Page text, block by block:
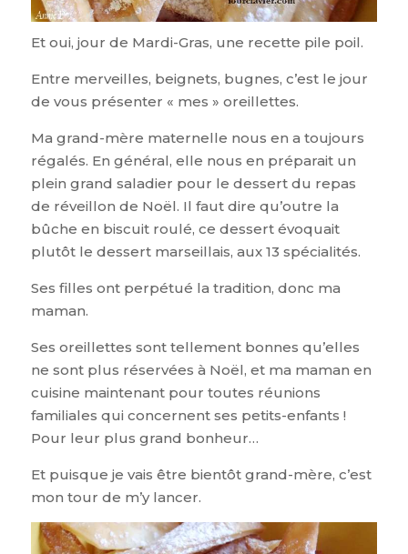
Et oui, jour de Mardi-Gras, une recette pile poil.
Entre merveilles, beignets, bugnes, c’est le jour
de vous présenter « mes » oreillettes.
Ma grand-mère maternelle nous en a toujours
régalés. En général, elle nous en préparait un
plein grand saladier pour le dessert du repas
de réveillon de Noël. Il faut dire qu’outre la
bûche en biscuit roulé, ce dessert évoquait
plutôt le dessert marseillais, aux 13 spécialités.
Ses filles ont perpétué la tradition, donc ma
maman.
Ses oreillettes sont tellement bonnes qu’elles
ne sont plus réservées à Noël, et ma maman en
cuisine maintenant pour toutes réunions
familiales qui concernent ses petits-enfants !
Pour leur plus grand bonheur…
Et puisque je vais être bientôt grand-mère, c’est
mon tour de m’y lancer.